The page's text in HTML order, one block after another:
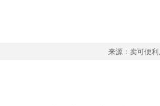
来源：卖可便